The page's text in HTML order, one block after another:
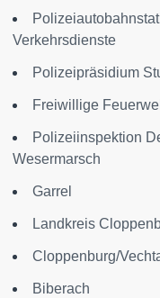
Verkehrsdienste
Polizeipräsidium
Freiwillige
Polizeiinspektion
Wesermarsch
Garrel
Landkreis
Cloppenburg/
Biberach